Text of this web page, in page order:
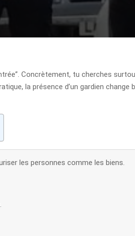
Concrètement, tu cherches
la présence d’un gardien change
les personnes comme les biens.